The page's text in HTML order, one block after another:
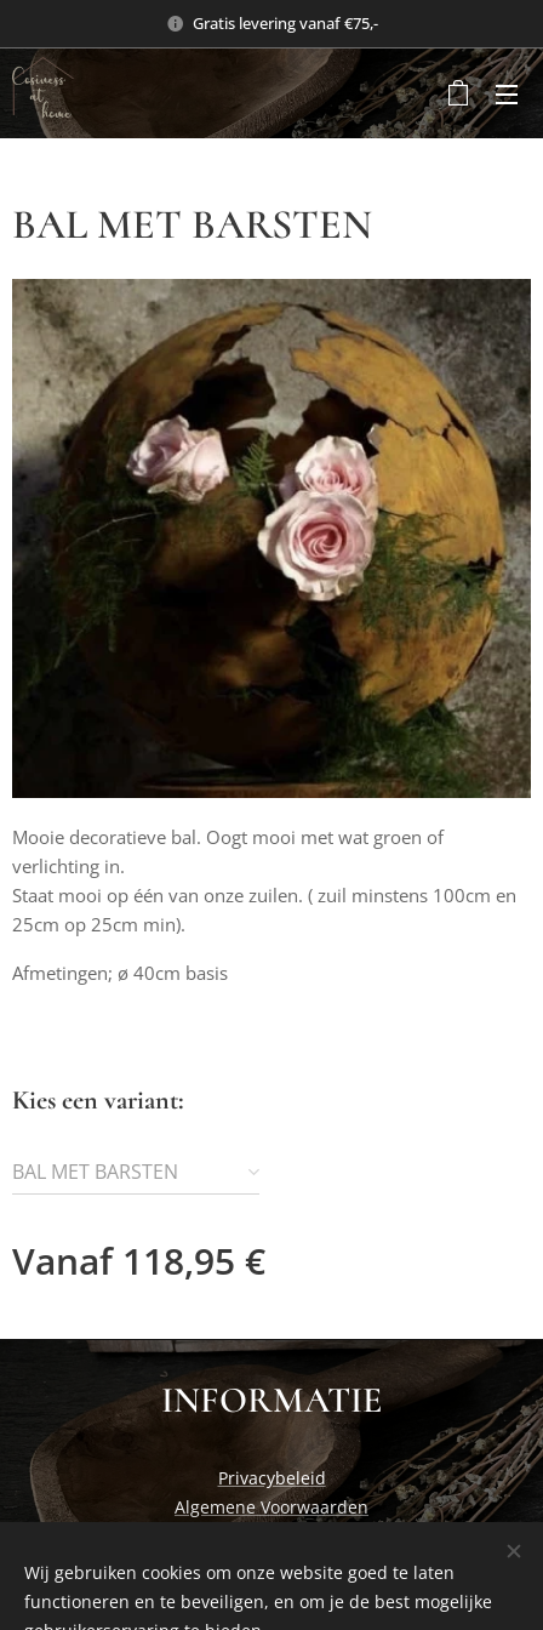
Gratis levering vanaf €75,-
BAL MET BARSTEN
Mooie decoratieve bal. Oogt mooi met wat groen of
verlichting in.
Staat mooi op één van onze zuilen. ( zuil minstens 100cm en
25cm op 25cm min).
Afmetingen; ø 40cm basis
Kies een variant:
BAL MET BARSTEN
Vanaf 118,95 €
INFORMATIE
Privacybeleid
Algemene Voorwaarden
Cosiness at home by Studio Nadia Cookies
Wij gebruiken cookies om onze website goed te laten
functioneren en te beveiligen, en om je de best mogelijke